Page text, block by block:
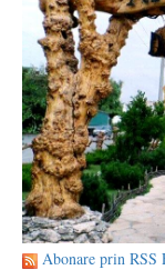
Abonare prin RSS